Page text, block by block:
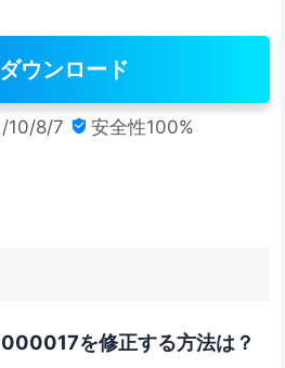
ウンロード
10/8/7  安全性100%
を修正する方法は？